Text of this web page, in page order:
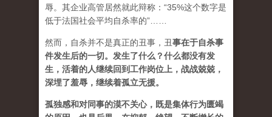
辱。其企业高管居然就此辩称：“35%这个数字是
低于法国社会平均自杀率的”……
然而，自杀并不是真正的丑事， 丑事在于自杀事
件发生后的一切。发生了什么？什么都没有发
生，活着的人继续回到工作岗位上，战战兢兢，
深埋了羞辱，继续着孤立无援。
孤独感和对同事的漠不关心，既是集体行为匮竭